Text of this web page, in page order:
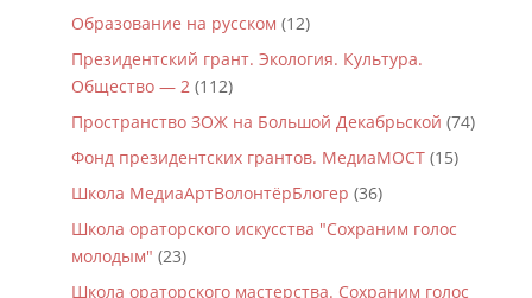
Образование на русском (12)
Президентский грант. Экология. Культура.
Общество — 2(112)
Пространство ЗОЖ на Большой Декабрьской (74)
Фонд президентских грантов. МедиаМОСТ(15)
Школа МедиаАртВолонтёрБлогер (36)
Школа ораторского искусства "Сохраним голос
молодым" (23)
Школа ораторского мастерства. Сохраним голос